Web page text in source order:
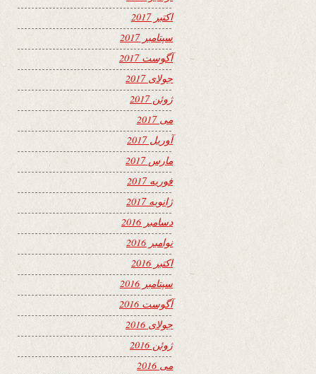
اکتبر 2017
سپتامبر 2017
آگوست 2017
جولای 2017
ژوئن 2017
می 2017
آوریل 2017
مارس 2017
فوریه 2017
ژانویه 2017
دسامبر 2016
نوامبر 2016
اکتبر 2016
سپتامبر 2016
آگوست 2016
جولای 2016
ژوئن 2016
می 2016